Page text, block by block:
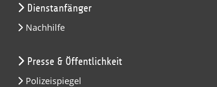
Dienstanfänger
Nachhilfe
Presse & Öffentlichkeit
Polizeispiegel